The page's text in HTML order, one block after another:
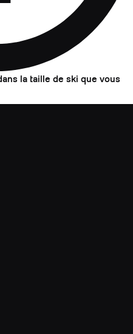
la taille de ski que vous